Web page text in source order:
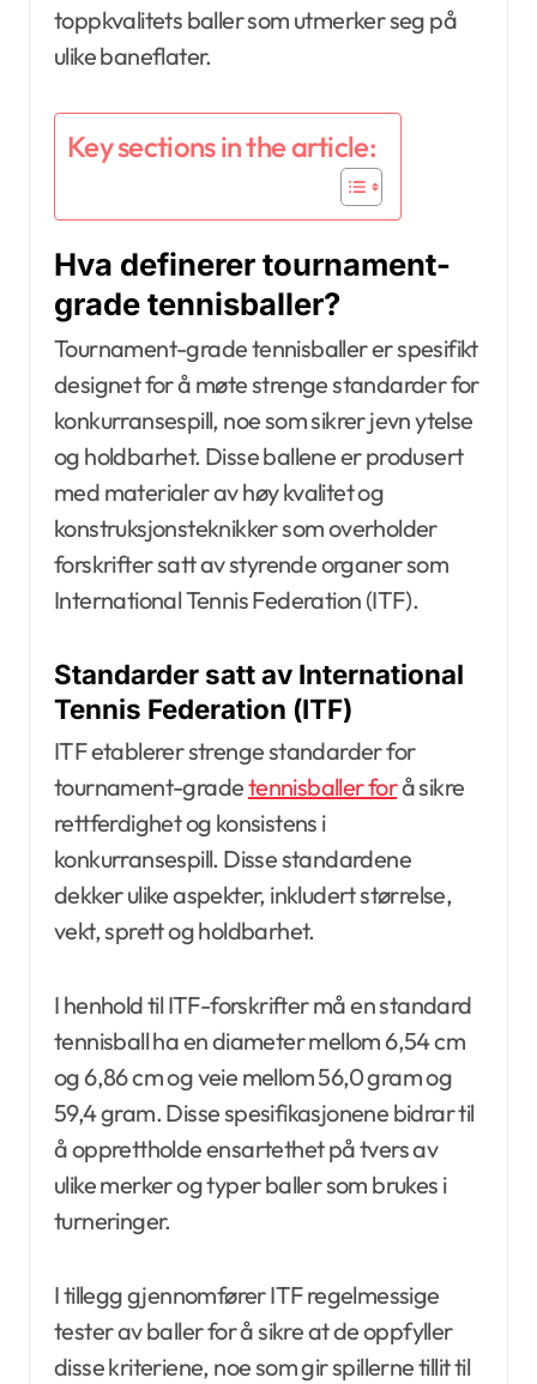
toppkvalitets baller som utmerker seg på
ulike baneflater.
Key sections in the article:
Hva definerer tournament-
grade tennisballer?
Tournament-grade tennisballer er spesifikt
designet for å møte strenge standarder for
konkurransespill, noe som sikrer jevn ytelse
og holdbarhet. Disse ballene er produsert
med materialer av høy kvalitet og
konstruksjonsteknikker som overholder
forskrifter satt av styrende organer som
International Tennis Federation (ITF).
Standarder satt av International
Tennis Federation (ITF)
ITF etablerer strenge standarder for
tournament-gradetennisballer forå sikre
rettferdighet og konsistens i
konkurransespill. Disse standardene
dekker ulike aspekter, inkludert størrelse,
vekt, sprett og holdbarhet.
I henhold til ITF-forskrifter må en standard
tennisball ha en diameter mellom 6,54 cm
og 6,86 cm og veie mellom 56,0 gram og
59,4 gram. Disse spesifikasjonene bidrar til
å opprettholde ensartethet på tvers av
ulike merker og typer baller som brukes i
turneringer.
I tillegg gjennomfører ITF regelmessige
tester av baller for å sikre at de oppfyller
disse kriteriene, noe som gir spillerne tillit til